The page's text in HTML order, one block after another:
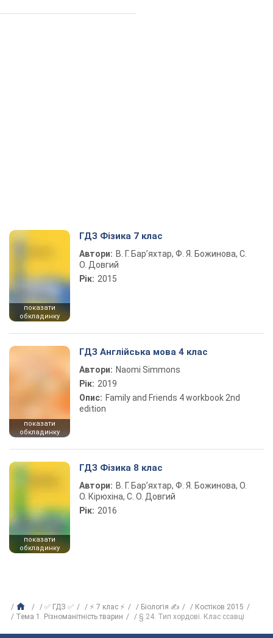
показати
обкладинку
ГДЗ Фізика 7 клас
Автори: В. Г. Бар’яхтар, Ф. Я. Божинова, С.
О. Довгий
Рік: 2015
показати
обкладинку
ГДЗ Англійська мова 4 клас
Автори: Naomi Simmons
Рік: 2019
Опис: Family and Friends 4 workbook 2nd
edition
показати
обкладинку
ГДЗ Фізика 8 клас
Автори: В. Г. Бар’яхтар, Ф. Я. Божинова, О.
О. Кірюхіна, С. О. Довгий
Рік: 2016
✅ ГДЗ ✅ ⚡ 7 клас ⚡ Біологія ✍
Костіков 2015
Тема 1. Різноманітність тварин
§ 24. Тип хордові. Клас ссавці